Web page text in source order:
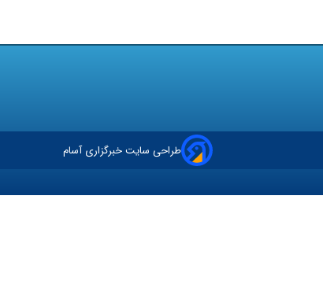
طراحی سایت خبرگزاری آسام